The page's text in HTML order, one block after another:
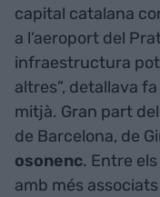
capital catalana
a l’aeroport del
infraestructura
altres”, detallava
mitjà. Gran part
de Barcelona, de
osonenc. Entre
amb més